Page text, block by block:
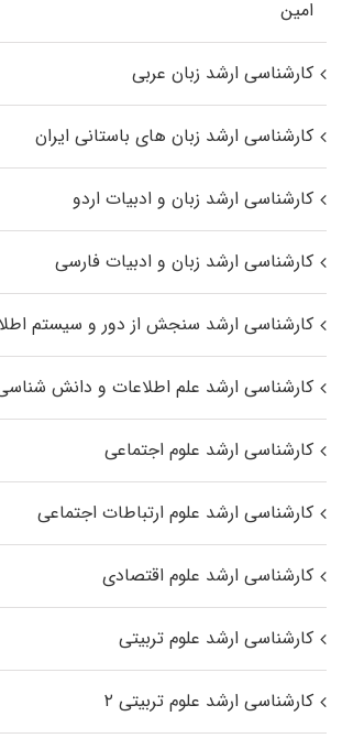
اﻣﻴﻦ
کارشناسی ارشد زبان عربی
کارشناسی ارشد زبان‌ های باستانی ایران
کارشناسی ارشد زبان و ادبیات اردو
کارشناسی ارشد زبان و ادبیات فارسی
کارشناسی ارشد سنجش از دور و سیستم
کارشناسی ارشد علم اطلاعات و دانش
کارشناسی ارشد علوم اجتماعی
کارشناسی ارشد علوم ارتباطات اجتماعی
کارشناسی ارشد علوم اقتصادی
کارشناسی ارشد علوم تربیتی
کارشناسی ارشد علوم تربیتی ۲